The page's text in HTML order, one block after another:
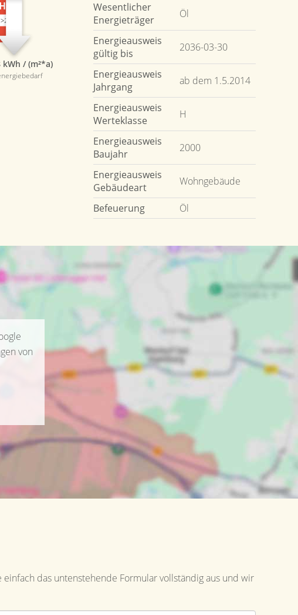
kWh / (m²*a)
Wesentlicher
Energieträger
Öl
Energieausweis
gültig bis
2036-03-30
Energieausweis
Jahrgang
ab dem 1.5.2014
Energieausweis
Werteklasse
H
Energieausweis
Baujahr
2000
Energieausweis
Gebäudeart
Wohngebäude
Befeuerung Öl
von
das untenstehende Formular vollständig aus und wir